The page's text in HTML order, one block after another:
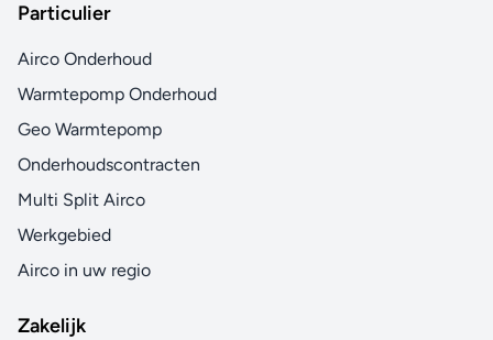
Particulier
Airco Onderhoud
Warmtepomp Onderhoud
Geo Warmtepomp
Onderhoudscontracten
Multi Split Airco
Werkgebied
Airco in uw regio
Zakelijk